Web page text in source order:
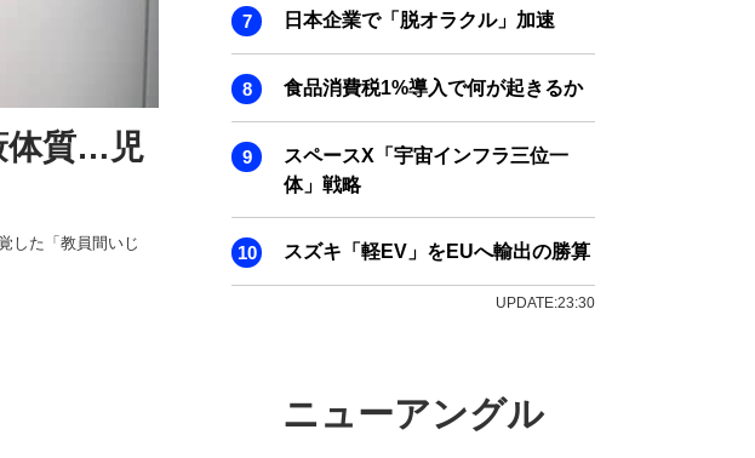
体質…児
した「教員間いじ
日本企業で「脱オラクル」加速
食品消費税1%導入で何が起きるか
スペースX「宇宙インフラ三位一
体」戦略
スズキ「軽EV」をEUへ輸出の勝算
UPDATE:23:30
ニューアングル